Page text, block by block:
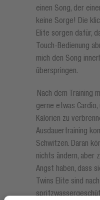
einen Song, der
keine Sorge! Die
Elite sorgen dafür,
Touch-Bedienung
mich den Song
überspringen.
Nach dem Training
gerne etwas
Kalorien zu
Ausdauertraining
Schwitzen. Daran
nichts ändern, aber
Angst haben, dass
Twins Elite sind